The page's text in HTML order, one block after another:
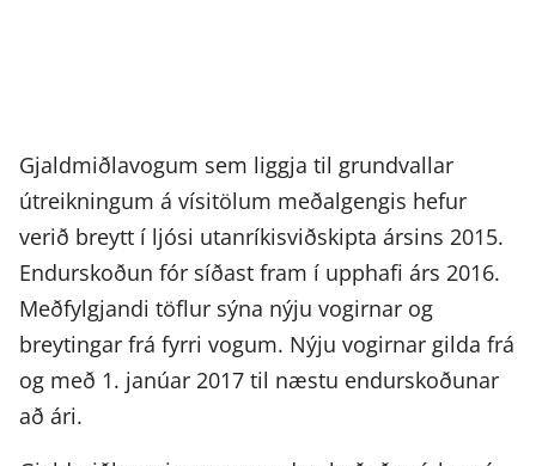
Gjaldmiðlavogum sem liggja til grundvallar
útreikningum á vísitölum meðalgengis hefur
verið breytt í ljósi utanríkisviðskipta ársins 2015.
Endurskoðun fór síðast fram í upphafi árs 2016.
Meðfylgjandi töflur sýna nýju vogirnar og
breytingar frá fyrri vogum. Nýju vogirnar gilda frá
og með 1. janúar 2017 til næstu endurskoðunar
að ári.